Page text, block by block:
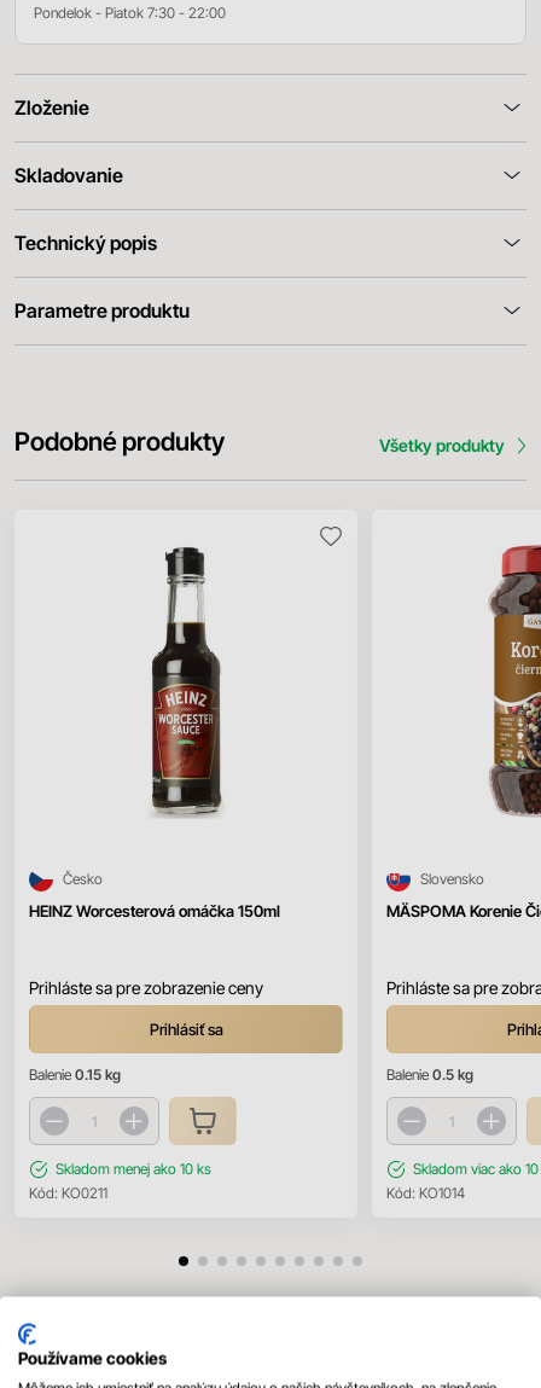
Pondelok - Piatok 7:30 - 22:00
Zloženie
Skladovanie
Technický popis
Parametre produktu
Podobné produkty Všetky produkty
HEINZ Worcesterová omáčka 150ml
Česko
Prihláste sa pre zobrazenie ceny
Prihlásiť sa
Balenie 0.15 kg
Skladom menej ako 10 ks
Kód: KO0211
MÄSPOMA Korenie
Slovensko
Prihláste sa pre
Balenie 0.5 kg
Skladom viac ako
Kód: KO1014
Mohlo by sa vám páčiť
Používame cookies